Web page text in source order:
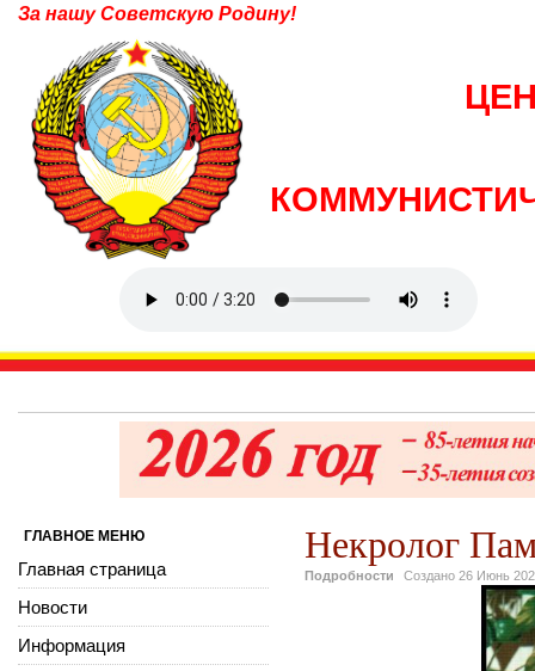
За нашу Советскую Родину!
Некролог
Подробности Создано 26 Июнь
ГЛАВНОЕ МЕНЮ
Главная страница
Новости
Информация